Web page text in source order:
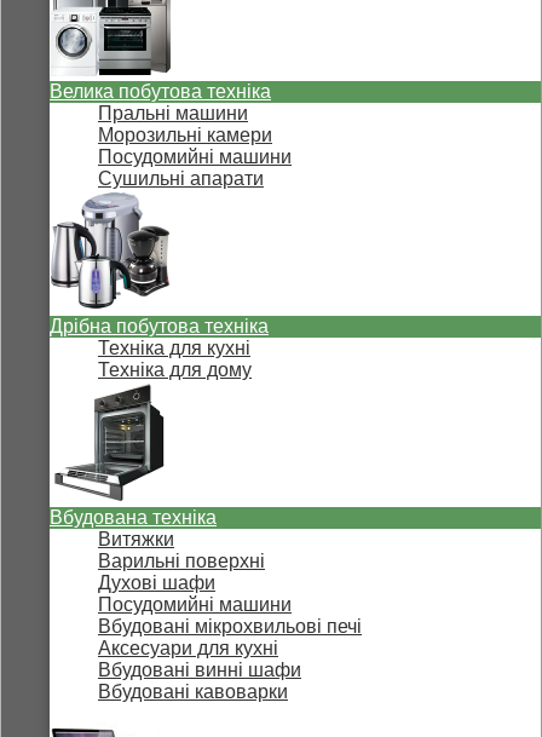
Велика побутова техніка
Пральні машини
Морозильні камери
Посудомийні машини
Сушильні апарати
Дрібна побутова техніка
Техніка для кухні
Техніка для дому
Вбудована техніка
Витяжки
Варильні поверхні
Духові шафи
Посудомийні машини
Вбудовані мікрохвильові печі
Аксесуари для кухні
Вбудовані винні шафи
Вбудовані кавоварки